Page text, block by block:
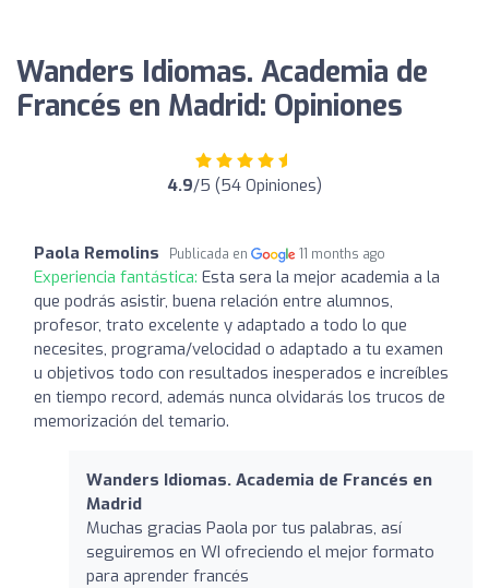
Wanders Idiomas. Academia de
Francés en Madrid: Opiniones
4.9/5 (54 Opiniones)
Paola Remolins Publicada en 11 months ago
Experiencia fantástica: Esta sera la mejor academia a la
que podrás asistir, buena relación entre alumnos,
profesor, trato excelente y adaptado a todo lo que
necesites, programa/velocidad o adaptado a tu examen
u objetivos todo con resultados inesperados e increíbles
en tiempo record, además nunca olvidarás los trucos de
memorización del temario.
Wanders Idiomas. Academia de Francés en
Madrid
Muchas gracias Paola por tus palabras, así
seguiremos en WI ofreciendo el mejor formato
para aprender francés